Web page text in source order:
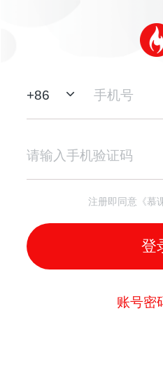
+86
注册即同意《慕
登
账号密